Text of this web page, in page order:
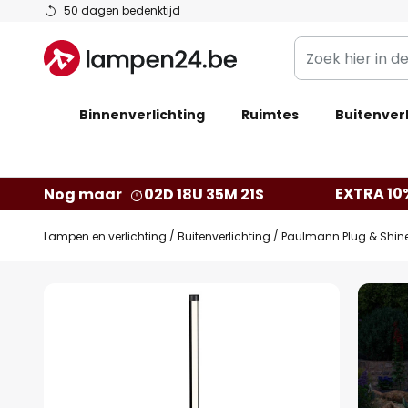
50 dagen bedenktijd
Ga
de
inhoud
Zoek
hier
de
Binnenverlichting Ruimtes
Nog maar 02D 18U 35M 20S EXTRA
Lampen en verlichting Buitenverlichting Paulmann Plug &